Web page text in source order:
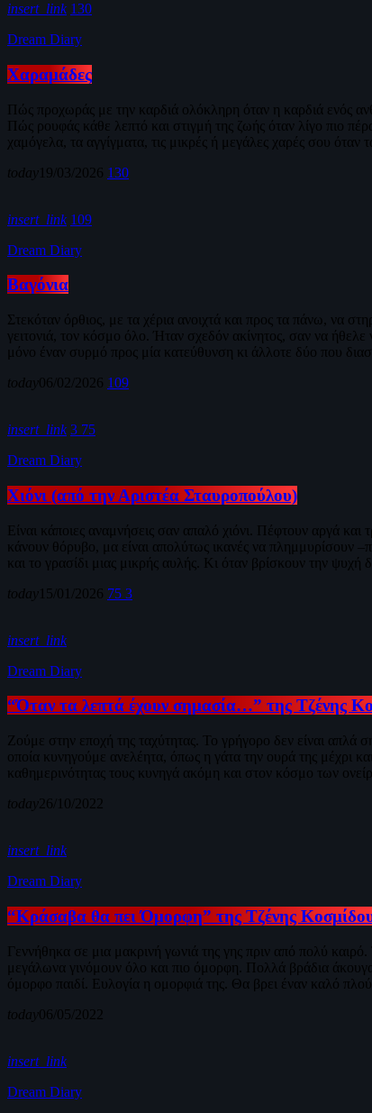
insert_link 130
Dream Diary
Χαραμάδες
Πώς προχωράς με την καρδιά ολόκληρη όταν η καρδιά ενός
Πώς ρουφάς κάθε λεπτό και στιγμή της ζωής όταν λίγο πιο
χαμόγελα, τα αγγίγματα, τις μικρές ή μεγάλες χαρές σου όταν
today 19/03/2026 130
insert_link 109
Dream Diary
Βαγόνια
Στεκόταν όρθιος, με τα χέρια ανοιχτά και προς τα πάνω, να
γειτονιά, τον κόσμο όλο. Ήταν σχεδόν ακίνητος, σαν να
μόνο έναν συρμό προς μία κατεύθυνση κι άλλοτε δύο που
today06/02/2026 109
insert_link 3 75
Dream Diary
Χιόνι (από την Αριστέα Σταυροπούλου)
Είναι κάποιες αναμνήσεις σαν απαλό χιόνι. Πέφτουν αργά
κάνουν θόρυβο, μα είναι απολύτως ικανές να πλημμυρίσουν
και το γρασίδι μιας μικρής αυλής. Κι όταν βρίσκουν την
today 15/01/2026 75 3
insert_link
Dream Diary
“Όταν τα λεπτά έχουν σημασία…” της Τζένης
Ζούμε στην εποχή της ταχύτητας. Το γρήγορο δεν είναι απλά
οποία κυνηγούμε ανελέητα, όπως η γάτα την ουρά της μέχρι
καθημερινότητας τους κυνηγά ακόμη και στον κόσμο των
today 26/10/2022
insert_link
Dream Diary
“Κράσαβα θα πει Όμορφη” της Τζένης
Γεννήθηκα σε μια μακρινή γωνιά της γης πριν από πολύ
μεγάλωνα γινόμουν όλο και πιο όμορφη. Πολλά βράδια
όμορφο παιδί. Ευλογία η ομορφιά της. Θα βρει έναν καλό
today06/05/2022
insert_link
Dream Diary